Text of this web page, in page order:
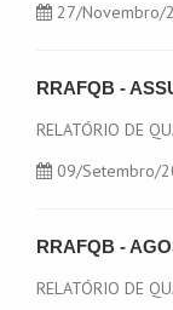
27/Novembro/
RRAFQB -
RELATÓRIO DE
09/Setembro/
RRAFQB -
RELATÓRIO DE